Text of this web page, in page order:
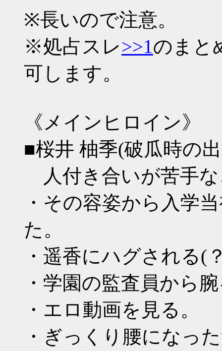
※長いので注意。
※処占スレ>>1のまと
可します。
《メインヒロイン》
■桜井 柚季(破瓜時の
人付き合いが苦手
・その容姿から入学
た。
・遥香にハグされる(
・学園の監査員から
・エロ動画を見る。
・ぎっくり腰になっ